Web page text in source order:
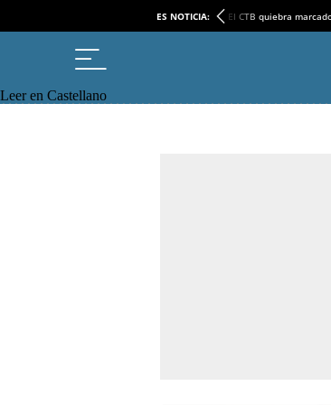
ES NOTICIA: El CTB quiebra
Leer en Castellano